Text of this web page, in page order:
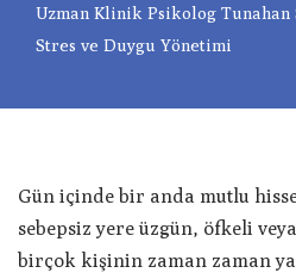
Uzman Klinik Psikolog Tunahan
Stres ve Duygu Yönetimi
Gün içinde bir anda mutlu
sebepsiz yere üzgün, öfkeli
birçok kişinin zaman zaman